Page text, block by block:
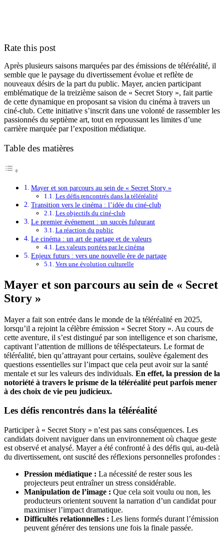
Rate this post
Après plusieurs saisons marquées par des émissions de téléréalité, il
semble que le paysage du divertissement évolue et reflète de
nouveaux désirs de la part du public. Mayer, ancien participant
emblématique de la treizième saison de « Secret Story », fait partie
de cette dynamique en proposant sa vision du cinéma à travers un
ciné-club. Cette initiative s’inscrit dans une volonté de rassembler les
passionnés du septième art, tout en repoussant les limites d’une
carrière marquée par l’exposition médiatique.
Table des matières
Mayer et son parcours au sein de « Secret Story »
Les défis rencontrés dans la téléréalité
Transition vers le cinéma : l’idée du ciné-club
Les objectifs du ciné-club
Le premier événement : un succès fulgurant
La réaction du public
Le cinéma : un art de partage et de valeurs
Les valeurs portées par le cinéma
Enjeux futurs : vers une nouvelle ère de partage
Vers une évolution culturelle
Mayer et son parcours au sein de « Secret
Story »
Mayer a fait son entrée dans le monde de la téléréalité en 2025,
lorsqu’il a rejoint la célèbre émission « Secret Story ». Au cours de
cette aventure, il s’est distingué par son intelligence et son charisme,
captivant l’attention de millions de téléspectateurs. Le format de
téléréalité, bien qu’attrayant pour certains, soulève également des
questions essentielles sur l’impact que cela peut avoir sur la santé
mentale et sur les valeurs des individuals. En effet, la pression de la
notoriété à travers le prisme de la téléréalité peut parfois mener
à des choix de vie peu judicieux.
Les défis rencontrés dans la téléréalité
Participer à « Secret Story » n’est pas sans conséquences. Les
candidats doivent naviguer dans un environnement où chaque geste
est observé et analysé. Mayer a été confronté à des défis qui, au-delà
du divertissement, ont suscité des réflexions personnelles profondes :
Pression médiatique : La nécessité de rester sous les
projecteurs peut entraîner un stress considérable.
Manipulation de l’image : Que cela soit voulu ou non, les
producteurs orientent souvent la narration d’un candidat pour
maximiser l’impact dramatique.
Difficultés relationnelles : Les liens formés durant l’émission
peuvent générer des tensions une fois la finale passée.